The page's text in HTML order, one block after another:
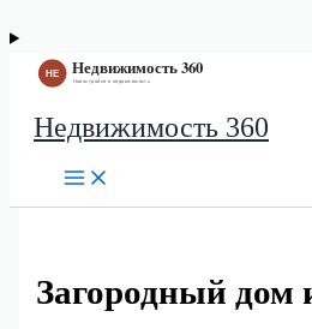
Недвижимость 360
Загородный дом